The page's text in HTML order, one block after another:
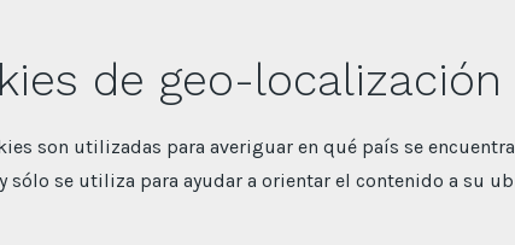
de geo-localización
son utilizadas para averiguar en qué país se
sólo se utiliza para ayudar a orientar el contenido a su